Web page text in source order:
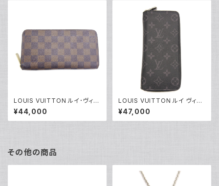
LOUIS VUITTON ルイ･ヴィト
ン 長財布 N60015 ダミエ・エ
ベヌ ジッピー・ウォレット ブラウ
ン Y05198
¥44,000
LOUIS VUITTON ルイ ヴィト
ン ジッピーウォレット ヴェルティ
カル モノグラム エクリプス 長財
布 M62295 Y04462
¥47,000
その他の商品